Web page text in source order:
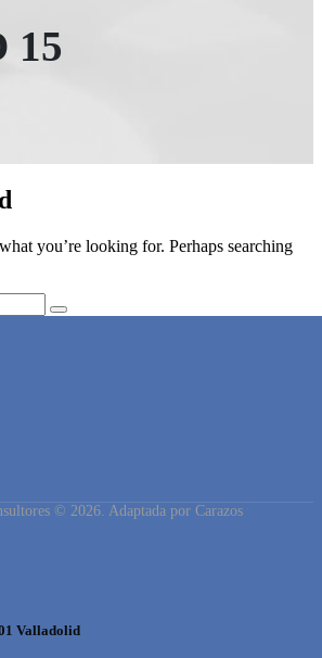
15
you’re looking for. Perhaps searching
© 2026. Adaptada por Carazos
Valladolid